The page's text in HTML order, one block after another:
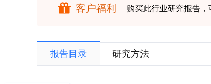
客户福利 购买此行业研究报告
报告目录 研究方法